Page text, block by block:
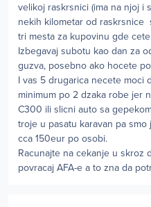
velikoj raskrsnici (ima na njoj
nekih kilometar od raskrsnice
tri mesta za kupovinu gde
Izbegavaj subotu kao dan za
guzva, posebno ako hocete
I vas 5 drugarica necete moci
minimum po 2 dzaka robe jer
C300 ili slicni auto sa
troje u pasatu karavan pa
cca 150eur po osobi.
Racunajte na cekanje u skroz
povracaj AFA-e a to zna da